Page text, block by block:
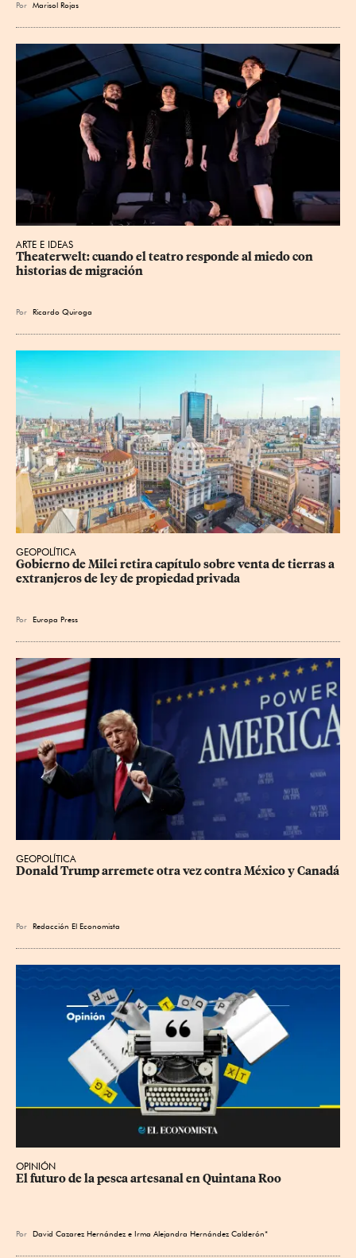
Por Marisol Rojas
ARTE E IDEAS
Theaterwelt: cuando el teatro responde al miedo con
historias de migración
Por Ricardo Quiroga
GEOPOLÍTICA
Gobierno de Milei retira capítulo sobre venta de tierras a
extranjeros de ley de propiedad privada
Por Europa Press
GEOPOLÍTICA
Donald Trump arremete otra vez contra México y Canadá
Por Redacción El Economista
OPINIÓN
El futuro de la pesca artesanal en Quintana Roo
Por David Cazarez Hernández e Irma Alejandra Hernández Calderón*